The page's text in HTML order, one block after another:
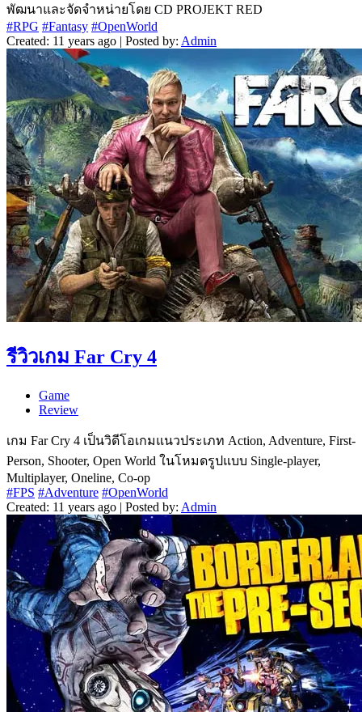
พัฒนาและจัดจำหน่ายโดย CD PROJEKT RED
#RPG #Fantasy #OpenWorld
Created: 11 years ago | Posted by: Admin
รีวิวเกม Far Cry 4
Game
Review
เกม Far Cry 4 เป็นวิดีโอเกมแนวประเภท Action, Adventure, First-
Person, Shooter, Open World ในโหมดรูปแบบ Single-player,
Multiplayer, Oneline, Co-op
#FPS #Adventure #OpenWorld
Created: 11 years ago | Posted by: Admin